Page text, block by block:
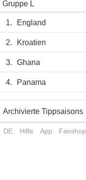
Gruppe L
1. England
2. Kroatien
3. Ghana
4. Panama
Archivierte Tippsaisons
DE Hilfe App Fanshop